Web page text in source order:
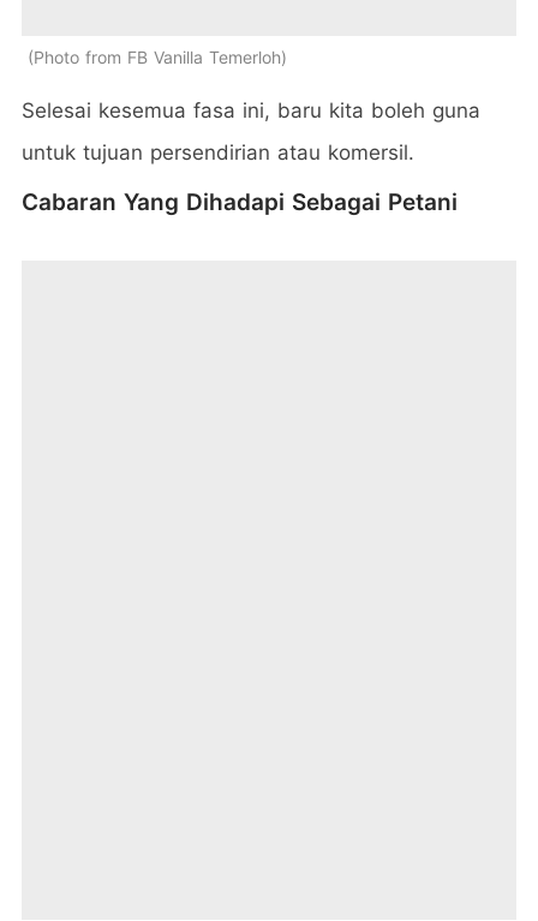
Photo from FB Vanilla Temerloh
Selesai kesemua fasa ini, baru kita boleh guna
untuk tujuan persendirian atau komersil.
Cabaran Yang Dihadapi Sebagai Petani